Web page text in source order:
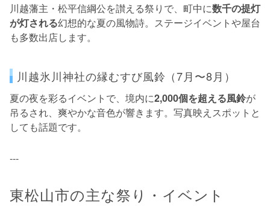
川越藩主・松平信綱公を讃える祭りで、町中に数千の提灯
が灯される幻想的な夏の風物詩。ステージイベントや屋台
も多数出店します。
川越氷川神社の縁むすび風鈴（7月〜8月）
夏の夜を彩るイベントで、境内に2,000個を超える風鈴が
吊るされ、爽やかな音色が響きます。写真映えスポットと
しても話題です。
---
東松山市の主な祭り・イベント